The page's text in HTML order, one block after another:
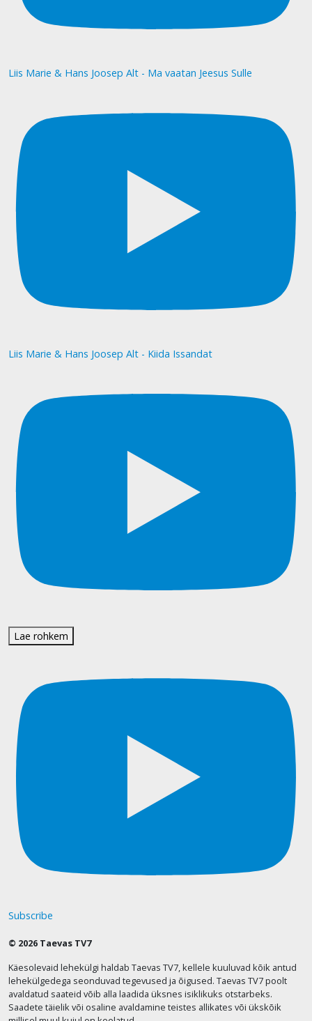
Liis Marie & Hans Joosep Alt - Ma vaatan Jeesus Sulle
Liis Marie & Hans Joosep Alt - Kiida Issandat
Lae rohkem
Subscribe
© 2026 Taevas TV7
Käesolevaid lehekülgi haldab Taevas TV7, kellele kuuluvad kõik antud
lehekülgedega seonduvad tegevused ja õigused. Taevas TV7 poolt
avaldatud saateid võib alla laadida üksnes isiklikuks otstarbeks.
Saadete täielik või osaline avaldamine teistes allikates või ükskõik